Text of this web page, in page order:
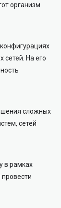
организм
сетей. На его
сложных
сетей
в рамках